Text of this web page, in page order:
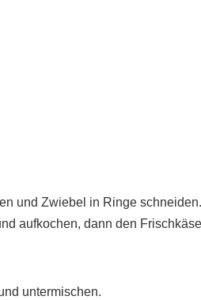
und Zwiebel in Ringe
aufkochen, dann den
untermischen.